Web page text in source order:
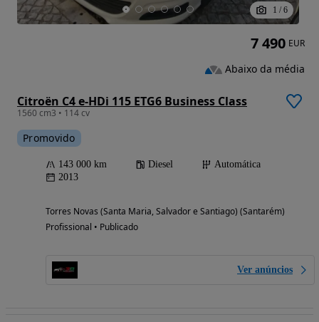
1 / 6
Citroën C4 e-HDi 115 ETG6 Business Class
1560 cm3 • 114 cv
Promovido
143 000 km Diesel
Automática
2013
Torres Novas (Santa Maria, Salvador e Santiago) (Santarém)
Profissional • Publicado
Ver anúncios
7 490 EUR
Abaixo da média